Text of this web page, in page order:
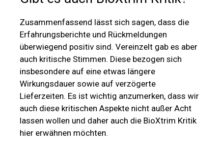
überwiegend positiv sind. Vereinzelt gab es aber
auch kritische Stimmen. Diese bezogen sich
insbesondere auf eine etwas längere
Wirkungsdauer sowie auf verzögerte
Lieferzeiten. Es ist wichtig anzumerken, dass wir
auch diese kritischen Aspekte nicht außer Acht
lassen wollen und daher auch die BioXtrim Kritik
hier erwähnen möchten.